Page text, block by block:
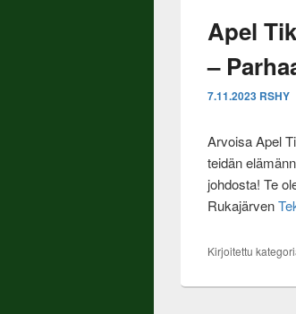
Apel
–
7.11.2023 RSHY
Arvoisa Apel
teidän
johdosta! Te
Rukajärven
Kirjoitettu